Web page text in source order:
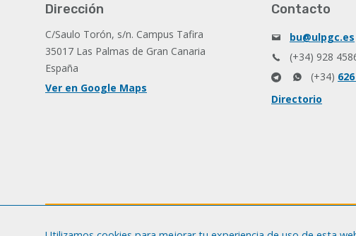
Dirección
C/Saulo Torón, s/n. Campus Tafira
35017 Las Palmas de Gran Canaria
España
Ver en Google Maps
Contacto
bu@ulpgc.es
(+34) 928
(+34)
Directorio